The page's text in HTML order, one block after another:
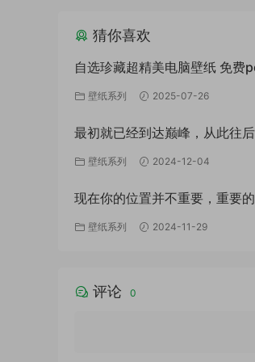
猜你喜欢
自选珍藏超精美电脑壁纸 免费
GB]壁纸系列 2025-07-26
最初就已经到达巅峰，从此往
壁纸系列 2024-12-04
现在你的位置并不重要，重要
壁纸系列 2024-11-29
评论 0